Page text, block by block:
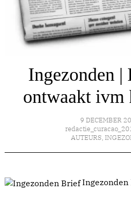
Ingezonden |
ontwaakt ivm
9 DECEMBER
AUTEURS,
Ingezonden